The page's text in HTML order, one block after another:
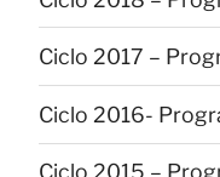
Ciclo 2017 –
Ciclo 2016-